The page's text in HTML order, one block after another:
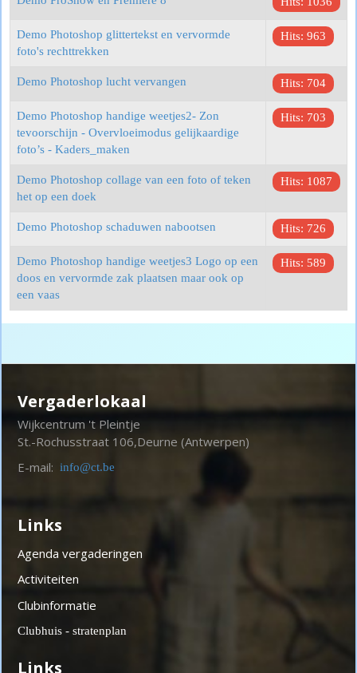
Demo Photoshop glittertekst en vervormde
foto's rechttrekken
Hits: 963
Demo Photoshop lucht vervangen Hits: 704
Demo Photoshop handige weetjes2- Zon
tevoorschijn - Overvloeimodus gelijkaardige
foto’s - Kaders_maken
Hits: 703
Demo Photoshop collage van een foto of teken
het op een doek
Hits: 1087
Demo Photoshop schaduwen nabootsen Hits: 726
Demo Photoshop handige weetjes3 Logo op een
doos en vervormde zak plaatsen maar ook op
een vaas
Hits: 589
Vergaderlokaal
Wijkcentrum 't Pleintje
St.-Rochusstraat 106,Deurne (Antwerpen)
E-mail: info@ct.be
Links
Agenda vergaderingen
Activiteiten
Clubinformatie
Clubhuis - stratenplan
Links